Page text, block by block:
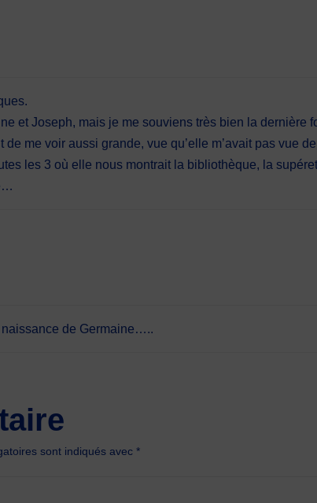
et Joseph, mais je me souviens très bien la
me voir aussi grande, vue qu’elle m’avait pas vue
les 3 où elle nous montrait la bibliothèque, la
de Germaine…..
sont indiqués avec*